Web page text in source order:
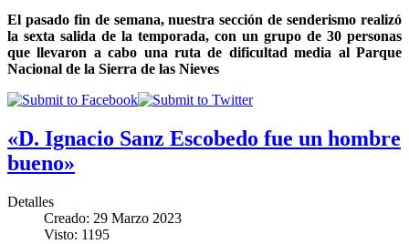
El pasado fin de semana, nuestra sección de senderismo realizó
la sexta salida de la temporada, con un grupo de 30 personas
que llevaron a cabo una ruta de dificultad media al Parque
Nacional de la Sierra de las Nieves
«D. Ignacio Sanz Escobedo fue un hombre
bueno»
Detalles
Creado: 29 Marzo 2023
Visto: 1195